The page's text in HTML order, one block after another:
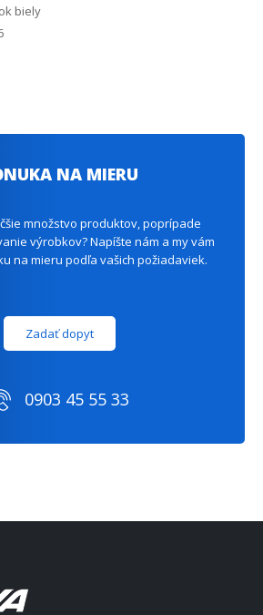
biely
NA MIERU
množstvo produktov, poprípade
výrobkov? Napíšte nám a my vám
na mieru podľa vašich požiadaviek.
Zadať dopyt
0903 45 55 33